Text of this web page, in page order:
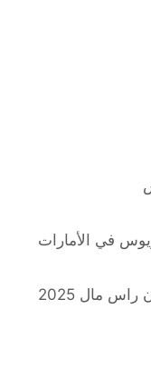
في الأمارات
مال 2025